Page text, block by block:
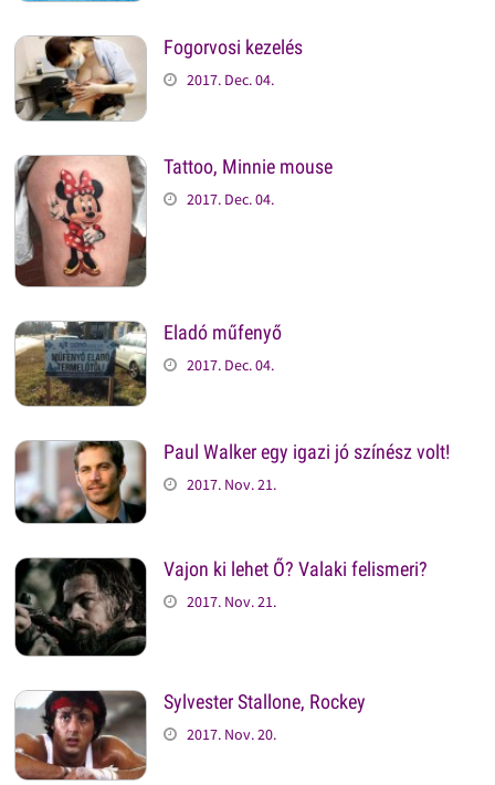
Fogorvosi kezelés
2017. Dec. 04.
Tattoo, Minnie mouse
2017. Dec. 04.
Eladó műfenyő
2017. Dec. 04.
Paul Walker egy igazi jó színész volt!
2017. Nov. 21.
Vajon ki lehet Ő? Valaki felismeri?
2017. Nov. 21.
Sylvester Stallone, Rockey
2017. Nov. 20.